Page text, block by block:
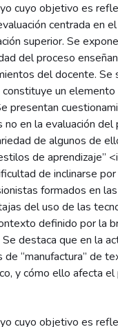
cuyo objetivo es
centrada en
superior. Se
del proceso
del docente. Se
un
presentan
no en la evaluación
de algunos de
de aprendizaje”
de inclinarse
formados en
del uso de las
definido por la
destaca que en la
de “manufactura” de
y cómo ello afecta
cuyo objetivo es